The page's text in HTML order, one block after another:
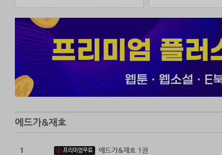
에드가&재호
1 프리미엄무료 에드가&재호 1권